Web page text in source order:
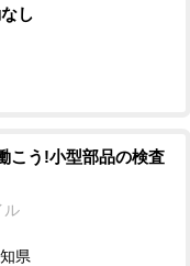
し
こう!小型部品の検査
ル
県